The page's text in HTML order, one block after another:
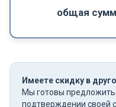
общая
Имеете скидку в
Мы готовы
подтверждении своей